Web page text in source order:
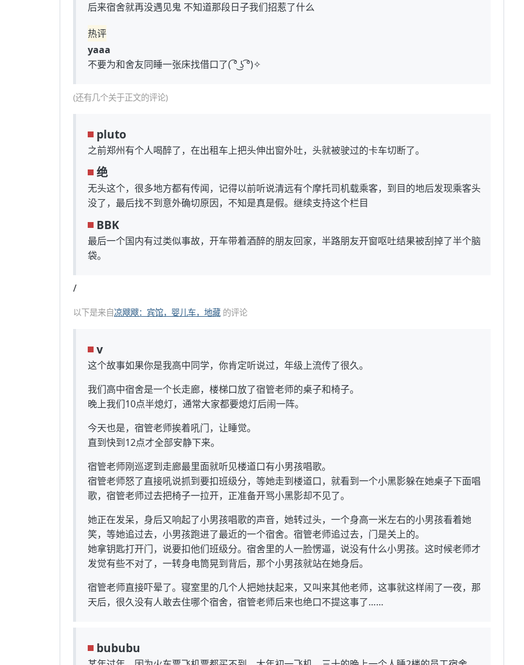
后来宿舍就再没遇见鬼 不知道那段日子我们招惹了什么
热评
yaaa
不要为和舍友同睡一张床找借口了( ͡° ͜ʖ ͡°)✧
(还有几个关于正文的评论)
pluto
之前郑州有个人喝醉了，在出租车上把头伸出窗外吐，头就被驶过的卡车切断了。
绝
无头这个，很多地方都有传闻，记得以前听说清远有个摩托司机载乘客，到目的地后发现乘客头
没了，最后找不到意外确切原因，不知是真是假。继续支持这个栏目
BBK
最后一个国内有过类似事故，开车带着酒醉的朋友回家，半路朋友开窗呕吐结果被刮掉了半个脑
袋。
/
以下是来自凉飕飕：宾馆，婴儿车，地藏 的评论
v
这个故事如果你是我高中同学，你肯定听说过，年级上流传了很久。
我们高中宿舍是一个长走廊，楼梯口放了宿管老师的桌子和椅子。
晚上我们10点半熄灯，通常大家都要熄灯后闹一阵。
今天也是，宿管老师挨着吼门，让睡觉。
直到快到12点才全部安静下来。
宿管老师刚巡逻到走廊最里面就听见楼道口有小男孩唱歌。
宿管老师怒了直接吼说抓到要扣班级分，等她走到楼道口，就看到一个小黑影躲在她桌子下面唱
歌，宿管老师过去把椅子一拉开，正准备开骂小黑影却不见了。
她正在发呆，身后又响起了小男孩唱歌的声音，她转过头，一个身高一米左右的小男孩看着她
笑，等她追过去，小男孩跑进了最近的一个宿舍。宿管老师追过去，门是关上的。
她拿钥匙打开门，说要扣他们班级分。宿舍里的人一脸愣逼，说没有什么小男孩。这时候老师才
发觉有些不对了，一转身电筒晃到背后，那个小男孩就站在她身后。
宿管老师直接吓晕了。寝室里的几个人把她扶起来，又叫来其他老师，这事就这样闹了一夜，那
天后，很久没有人敢去住哪个宿舍，宿管老师后来也绝口不提这事了……
bububu